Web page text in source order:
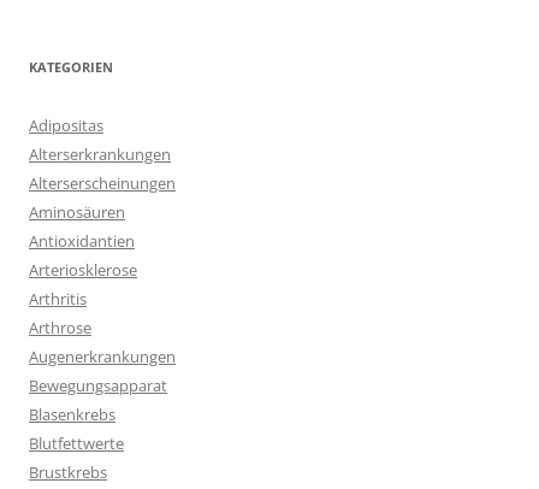
KATEGORIEN
Adipositas
Alterserkrankungen
Alterserscheinungen
Aminosäuren
Antioxidantien
Arteriosklerose
Arthritis
Arthrose
Augenerkrankungen
Bewegungsapparat
Blasenkrebs
Blutfettwerte
Brustkrebs